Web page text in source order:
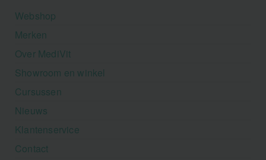
Webshop
Merken
Over MediVit
Showroom en winkel
Cursussen
Nieuws
Klantenservice
Contact